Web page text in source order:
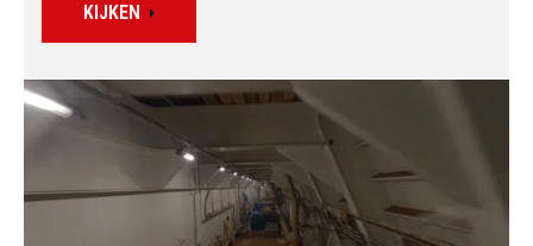
KIJKEN